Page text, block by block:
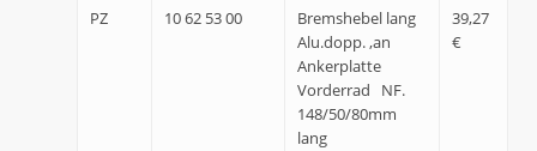
PZ 10 62 53 00
Bremshebel lang
Alu.dopp. ,an
Ankerplatte
Vorderrad NF.
148/50/80mm
lang
39,27
€